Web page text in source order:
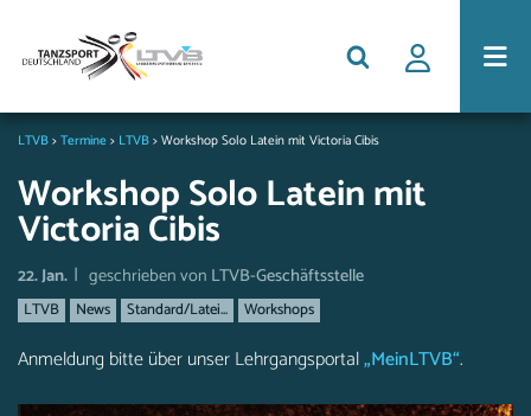
LTVB>Termine> LTVB>Workshop Solo Latein mit Victoria Cibis
Workshop Solo Latein mit
Victoria Cibis
22. Jan. | geschrieben von LTVB-Geschäftsstelle
LTVB News Standard/Latei... Workshops
Anmeldung bitte über unser Lehrgangsportal„MeinLTVB“.